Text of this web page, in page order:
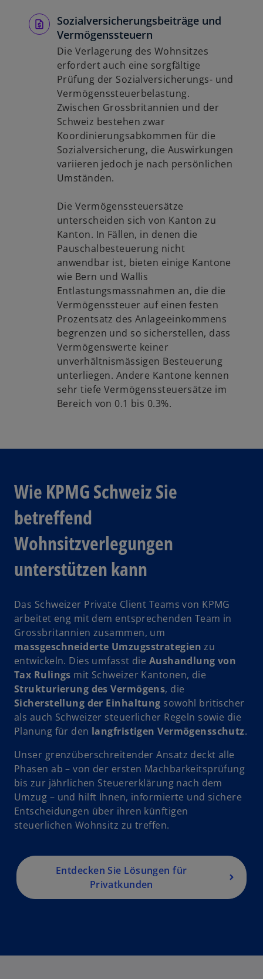
Sozialversicherungsbeiträge und
Vermögenssteuern
Die Verlagerung des Wohnsitzes
erfordert auch eine sorgfältige
Prüfung der Sozialversicherungs- und
Vermögenssteuerbelastung.
Zwischen Grossbritannien und der
Schweiz bestehen zwar
Koordinierungsabkommen für die
Sozialversicherung, die Auswirkungen
variieren jedoch je nach persönlichen
Umständen.
Die Vermögenssteuersätze
unterscheiden sich von Kanton zu
Kanton. In Fällen, in denen die
Pauschalbesteuerung nicht
anwendbar ist, bieten einige Kantone
wie Bern und Wallis
Entlastungsmassnahmen an, die die
Vermögenssteuer auf einen festen
Prozentsatz des Anlageeinkommens
begrenzen und so sicherstellen, dass
Vermögenswerte keiner
unverhältnismässigen Besteuerung
unterliegen. Andere Kantone kennen
sehr tiefe Vermögenssteuersätze im
Bereich von 0.1 bis 0.3%.
Wie KPMG Schweiz Sie
betreffend
Wohnsitzverlegungen
unterstützen kann
Das Schweizer Private Client Teams von KPMG
arbeitet eng mit dem entsprechenden Team in
Grossbritannien zusammen, um
massgeschneiderte Umzugsstrategien zu
entwickeln. Dies umfasst die Aushandlung von
Tax Rulings mit Schweizer Kantonen, die
Strukturierung des Vermögens, die
Sicherstellung der Einhaltung sowohl britischer
als auch Schweizer steuerlicher Regeln sowie die
Planung für den langfristigen Vermögensschutz.
Unser grenzüberschreitender Ansatz deckt alle
Phasen ab – von der ersten Machbarkeitsprüfung
bis zur jährlichen Steuererklärung nach dem
Umzug – und hilft Ihnen, informierte und sichere
Entscheidungen über ihren künftigen
steuerlichen Wohnsitz zu treffen.
Entdecken Sie Lösungen für
Privatkunden